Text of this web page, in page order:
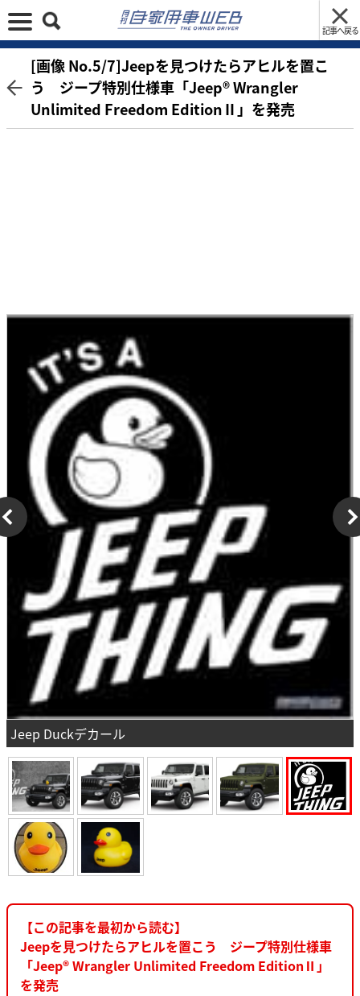
記事へ戻る
[画像 No.5/7]Jeepを見つけたらアヒルを置こ
う ジープ特別仕様車「Jeep® Wrangler
Unlimited Freedom EditionⅡ」を発売
Jeep Duckデカール
【この記事を最初から読む】
Jeepを見つけたらアヒルを置こう ジープ特別仕様車
「Jeep® Wrangler Unlimited Freedom EditionⅡ」
を発売